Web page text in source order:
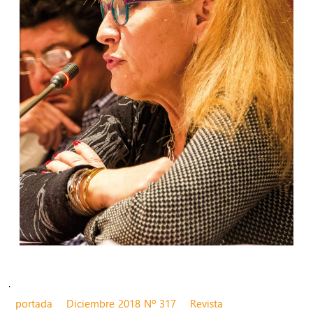
.
portada
Diciembre 2018 Nº 317 Revista